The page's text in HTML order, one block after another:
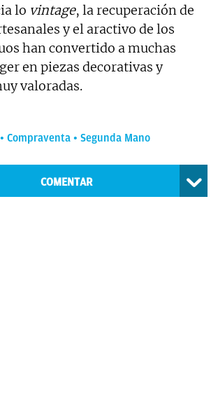
lo vintage, la recuperación de
y el aractivo de los
han convertido a muchas
en piezas decorativas y
valoradas.
Compraventa Segunda Mano
COMENTAR